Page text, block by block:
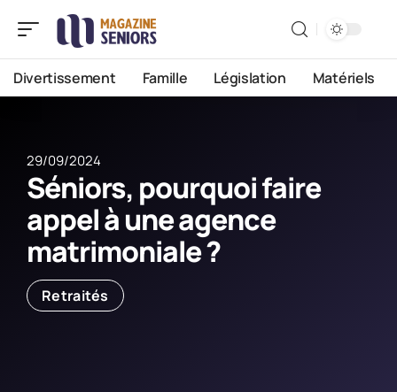
Divertissement Famille Législation Matériels
29/09/2024
Séniors, pourquoi faire
appel à une agence
matrimoniale ?
Retraités